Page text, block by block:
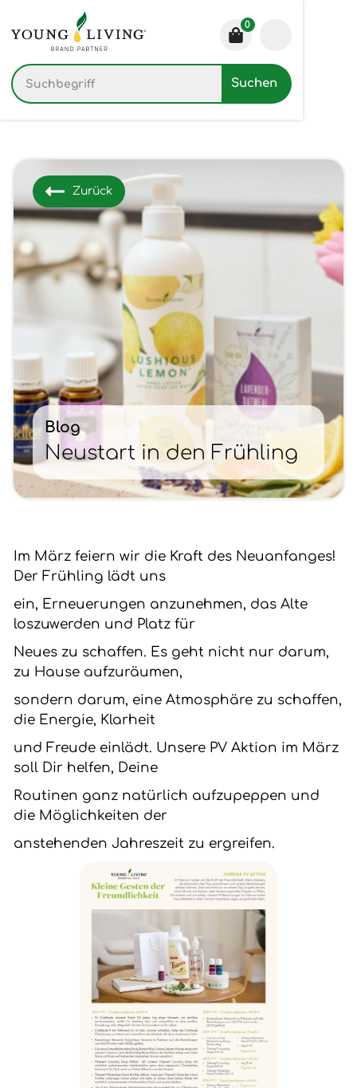
0
Zurück
Blog
Neustart in den Frühling
Im März feiern wir die Kraft des Neuanfanges!
Der Frühling lädt uns
ein, Erneuerungen anzunehmen, das Alte
loszuwerden und Platz für
Neues zu schaffen. Es geht nicht nur darum,
zu Hause aufzuräumen,
sondern darum, eine Atmosphäre zu schaffen,
die Energie, Klarheit
und Freude einlädt. Unsere PV Aktion im März
soll Dir helfen, Deine
Routinen ganz natürlich aufzupeppen und
die Möglichkeiten der
anstehenden Jahreszeit zu ergreifen.